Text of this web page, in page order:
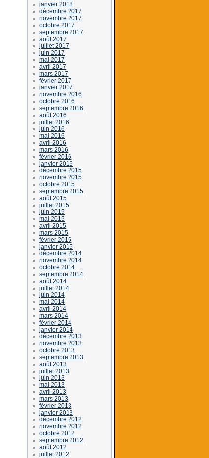
janvier 2018
décembre 2017
novembre 2017
octobre 2017
septembre 2017
août 2017
juillet 2017
juin 2017
mai 2017
avril 2017
mars 2017
février 2017
janvier 2017
novembre 2016
octobre 2016
septembre 2016
août 2016
juillet 2016
juin 2016
mai 2016
avril 2016
mars 2016
février 2016
janvier 2016
décembre 2015
novembre 2015
octobre 2015
septembre 2015
août 2015
juillet 2015
juin 2015
mai 2015
avril 2015
mars 2015
février 2015
janvier 2015
décembre 2014
novembre 2014
octobre 2014
septembre 2014
août 2014
juillet 2014
juin 2014
mai 2014
avril 2014
mars 2014
février 2014
janvier 2014
décembre 2013
novembre 2013
octobre 2013
septembre 2013
août 2013
juillet 2013
juin 2013
mai 2013
avril 2013
mars 2013
février 2013
janvier 2013
décembre 2012
novembre 2012
octobre 2012
septembre 2012
août 2012
juillet 2012